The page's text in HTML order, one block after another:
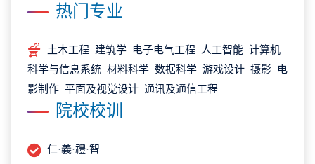
热门专业
土木工程 建筑学 电子电气工程 人工智能 计算机
科学与信息系统 材料科学 数据科学 游戏设计 摄影 电
影制作 平面及视觉设计 通讯及通信工程
院校校训
仁·義·禮·智